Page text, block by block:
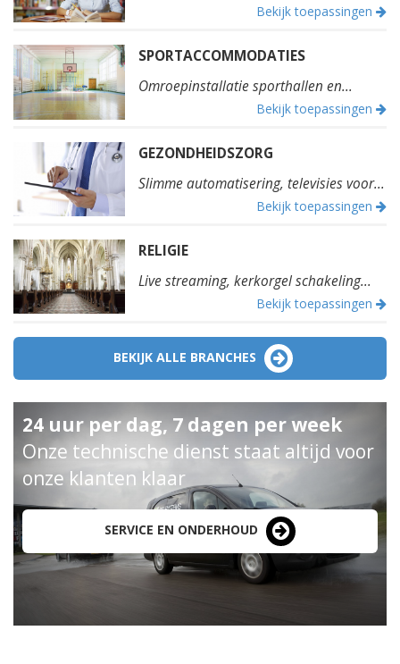
Bekijk toepassingen
SPORTACCOMMODATIES
Omroepinstallatie sporthallen en...
Bekijk toepassingen
GEZONDHEIDSZORG
Slimme automatisering, televisies voor...
Bekijk toepassingen
RELIGIE
Live streaming, kerkorgel schakeling...
Bekijk toepassingen
BEKIJK ALLE BRANCHES
24 uur per dag, 7 dagen per week
Onze technische dienst staat altijd voor
onze klanten klaar
SERVICE EN ONDERHOUD